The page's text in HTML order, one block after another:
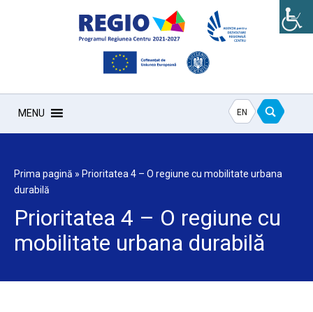
MENU EN
Prima pagină » Prioritatea 4 – O regiune cu mobilitate urbana
durabilă
Prioritatea 4 – O regiune cu
mobilitate urbana durabilă